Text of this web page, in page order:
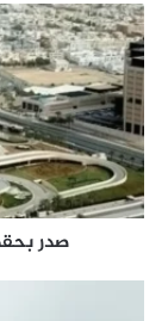
صدر
بحقها
حكم
يقضي
بثبوت
ما
نُسب
إليها
صدر